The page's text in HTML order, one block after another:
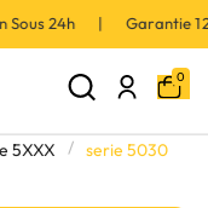
Sous 24h | Garantie
0
5XXX serie 5030